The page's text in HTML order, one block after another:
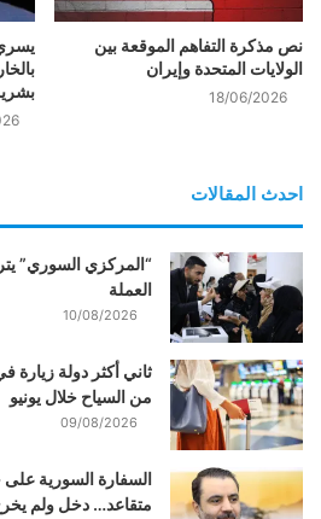
نص مذكرة التفاهم الموقعة بين
الولايات المتحدة وإيران
18/06/2026
احدث المقالات
“المركزي السوري”
العملة
10/08/2026
ثاني أكثر دولة زيارة
من السياح خلال يونيو
09/08/2026
السفارة السورية
متقاعد… دخل ولم